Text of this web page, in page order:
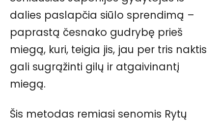
dalies paslapčia siūlo sprendimą –
paprastą česnako gudrybę prieš
miegą, kuri, teigia jis, jau per tris naktis
gali sugrąžinti gilų ir atgaivinantį
miegą.
Šis metodas remiasi senomis Rytų